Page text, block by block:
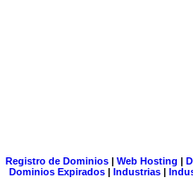
Registro de Dominios| Web Hosting |
Dominios Expirados | Industrias |